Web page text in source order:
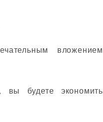
вложением
вы будете экономить